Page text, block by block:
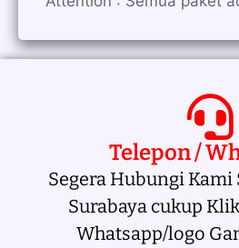
Telepon /
Segera Hubungi
Surabaya cukup
Whatsapp/logo